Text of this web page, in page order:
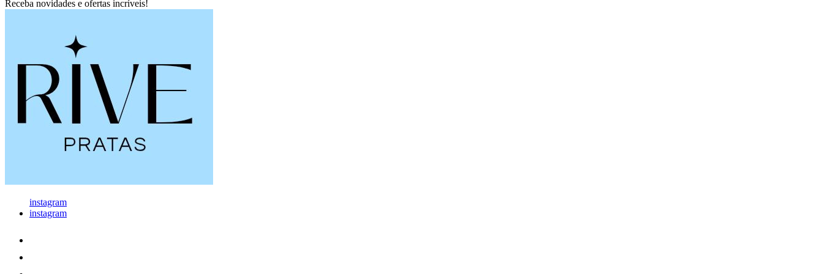
Receba novidades e ofertas incríveis!
instagram
instagram